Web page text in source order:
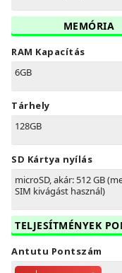
MEMÓRIA
RAM Kapacítás
6GB
Tárhely
128GB
SD Kártya nyílás
microSD, akár: 512 GB
SIM kivágást használ)
TELJESÍTMÉNYEK
Antutu Pontszám